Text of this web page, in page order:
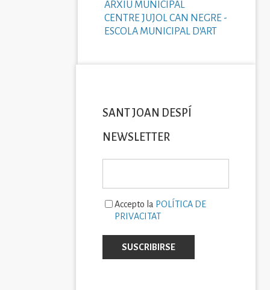
ARXIU MUNICIPAL
CENTRE JUJOL CAN NEGRE -
ESCOLA MUNICIPAL D'ART
SANT JOAN DESPÍ
NEWSLETTER
Accepto la POLÍTICA DE
PRIVACITAT